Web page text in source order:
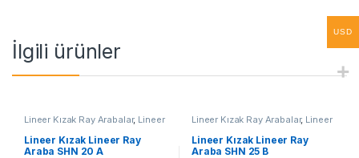
İlgili ürünler
Lineer Kızak Ray Arabalar, Lineer
Ürünler
Lineer Kızak Lineer Ray
Araba SHN 20 A
Lineer Kızak Ray Arabalar, Lineer
Ürünler
Lineer Kızak Lineer Ray
Araba SHN 25 B
USD